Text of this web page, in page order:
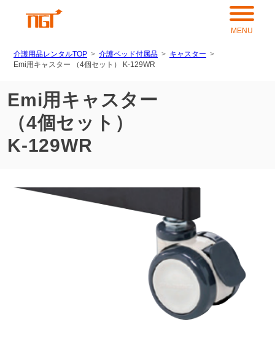
介護用品レンタルTOP 介護ベッド付属品
キャスター
Emi用キャスター （4個セット） K-129WR
Emi用キャスター
（4個セット）
K-129WR